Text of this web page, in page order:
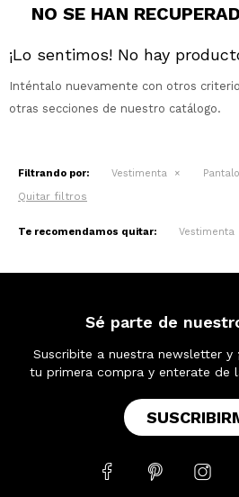
NO SE HAN
¡Lo sentimos! No hay
Inténtalo nuevamente con otros
otras secciones de nuestro catálogo.
Filtrando por: Vestimenta
Quitar filtros
Te recomendamos quitar: Vestimenta
Sé parte de
Suscribite a nuestra newsletter y
tu primera compra y enterate de
  